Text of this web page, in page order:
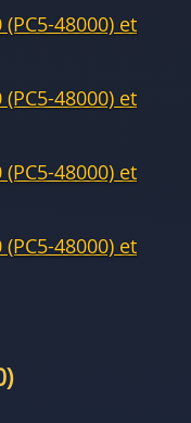
48000) et
48000) et
48000) et
48000) et